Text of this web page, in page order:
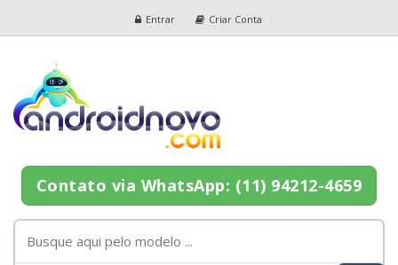
Entrar Criar Conta
Contato via WhatsApp: (11) 94212-4659